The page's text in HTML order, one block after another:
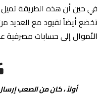
في حين أن هذه الطريقة تميل
تخضع أيضاً لقيود مع العديد
الأموال إلى حسابات مصرفية
أولاً ، كان من الصعب